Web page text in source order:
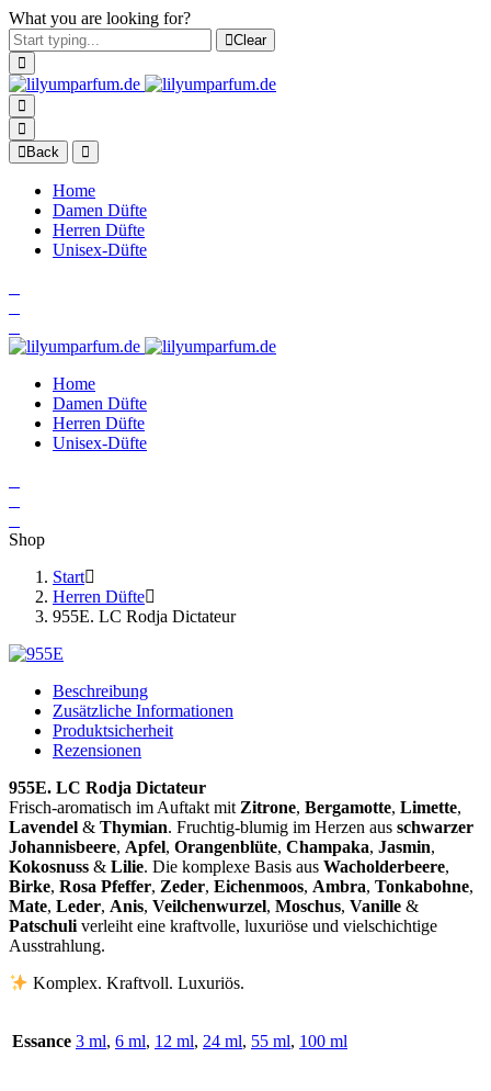
What you are looking for?
Clear
Back
Home
Damen Düfte
Herren Düfte
Unisex-Düfte
Home
Damen Düfte
Herren Düfte
Unisex-Düfte
Shop
Start
Herren Düfte
955E. LC Rodja Dictateur
Beschreibung
Zusätzliche Informationen
Produktsicherheit
Rezensionen
955E. LC Rodja Dictateur
Frisch-aromatisch im Auftakt mit Zitrone, Bergamotte, Limette,
Lavendel & Thymian. Fruchtig-blumig im Herzen aus schwarzer
Johannisbeere, Apfel, Orangenblüte, Champaka, Jasmin,
Kokosnuss & Lilie. Die komplexe Basis aus Wacholderbeere,
Birke, Rosa Pfeffer, Zeder, Eichenmoos, Ambra, Tonkabohne,
Mate, Leder, Anis, Veilchenwurzel, Moschus, Vanille &
Patschuli verleiht eine kraftvolle, luxuriöse und vielschichtige
Ausstrahlung.
Komplex. Kraftvoll. Luxuriös.
Essance 3 ml, 6 ml, 12 ml, 24 ml, 55 ml, 100 ml